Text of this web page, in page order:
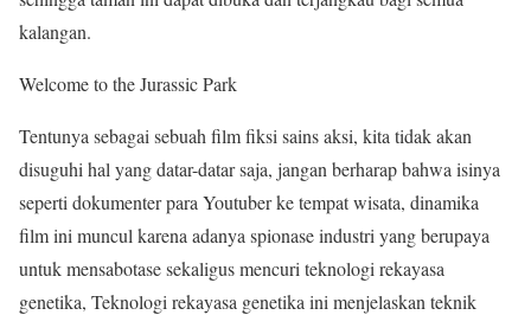
kalangan.
Welcome to the Jurassic Park
Tentunya sebagai sebuah film fiksi sains aksi, kita tidak akan
disuguhi hal yang datar-datar saja, jangan berharap bahwa isinya
seperti dokumenter para Youtuber ke tempat wisata, dinamika
film ini muncul karena adanya spionase industri yang berupaya
untuk mensabotase sekaligus mencuri teknologi rekayasa
genetika, Teknologi rekayasa genetika ini menjelaskan teknik